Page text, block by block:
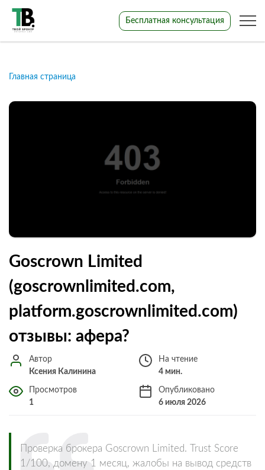
Бесплатная консультация
Главная страница
Goscrown Limited
(goscrownlimited.com,
platform.goscrownlimited.com)
отзывы: афера?
Автор
Ксения Калинина
На чтение
4 мин.
Просмотров
1
Опубликовано
6 июля 2026
Проверка брокера Goscrown Limited. Trust Score
1/100, домену 1 месяц, жалобы на вывод средств